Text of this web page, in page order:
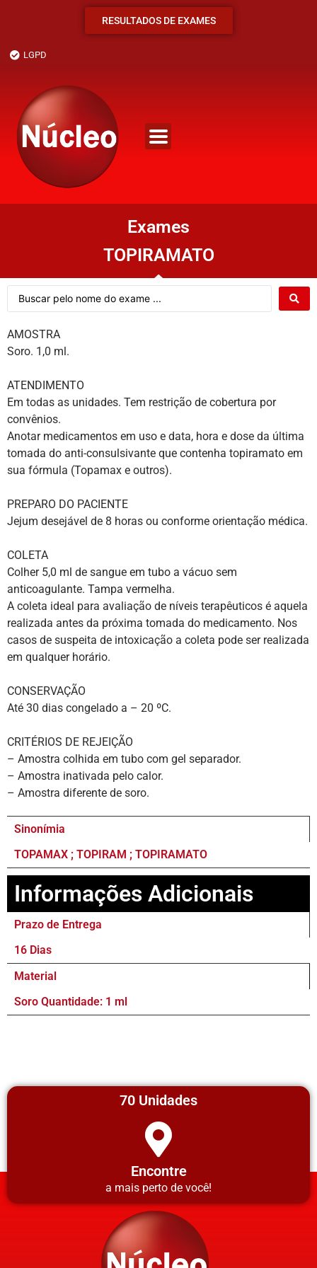
RESULTADOS DE EXAMES
LGPD
Exames
TOPIRAMATO
AMOSTRA
Soro. 1,0 ml.
ATENDIMENTO
Em todas as unidades. Tem restrição de cobertura por
convênios.
Anotar medicamentos em uso e data, hora e dose da última
tomada do anti-consulsivante que contenha topiramato em
sua fórmula (Topamax e outros).
PREPARO DO PACIENTE
Jejum desejável de 8 horas ou conforme orientação médica.
COLETA
Colher 5,0 ml de sangue em tubo a vácuo sem
anticoagulante. Tampa vermelha.
A coleta ideal para avaliação de níveis terapêuticos é aquela
realizada antes da próxima tomada do medicamento. Nos
casos de suspeita de intoxicação a coleta pode ser realizada
em qualquer horário.
CONSERVAÇÃO
Até 30 dias congelado a – 20 ºC.
CRITÉRIOS DE REJEIÇÃO
– Amostra colhida em tubo com gel separador.
– Amostra inativada pelo calor.
– Amostra diferente de soro.
Sinonímia
TOPAMAX ; TOPIRAM ; TOPIRAMATO
Informações Adicionais
Prazo de Entrega
16 Dias
Material
Soro Quantidade: 1 ml
70 Unidades
Encontre
a mais perto de você!